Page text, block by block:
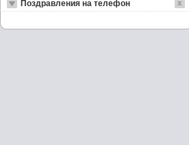
Поздравления на телефон